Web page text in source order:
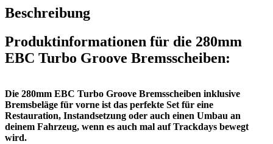
Beschreibung
Produktinformationen für die 280mm
EBC Turbo Groove Bremsscheiben:
Die 280mm EBC Turbo Groove Bremsscheiben inklusive
Bremsbeläge für vorne ist das perfekte Set für eine
Restauration, Instandsetzung oder auch einen Umbau an
deinem Fahrzeug, wenn es auch mal auf Trackdays bewegt
wird.